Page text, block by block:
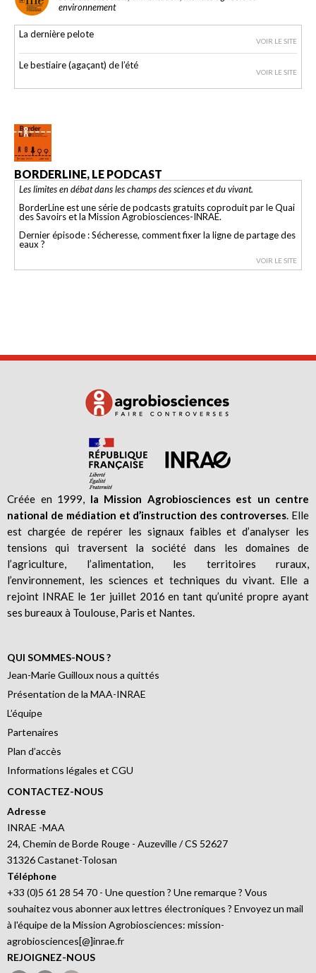
environnement
La dernière pelote
VOIR LE SITE
Le bestiaire (agaçant) de l’été
VOIR LE SITE
BORDERLINE, LE PODCAST
Les limites en débat dans les champs des sciences et du vivant.
BorderLine est une série de podcasts gratuits coproduit par le Quai
des Savoirs et la Mission Agrobiosciences-INRAE.
Dernier épisode : Sécheresse, comment fixer la ligne de partage des
eaux ?
VOIR LE SITE
Créée en 1999, la Mission Agrobiosciences est un centre
national de médiation et d’instruction des controverses. Elle
est chargée de repérer les signaux faibles et d’analyser les
tensions qui traversent la société dans les domaines de
l’agriculture, l’alimentation, les territoires ruraux,
l’environnement, les sciences et techniques du vivant. Elle a
rejoint INRAE le 1er juillet 2016 en tant qu’unité propre ayant
ses bureaux à Toulouse, Paris et Nantes.
QUI SOMMES-NOUS ?
Jean-Marie Guilloux nous a quittés
Présentation de la MAA-INRAE
L’équipe
Partenaires
Plan d’accès
Informations légales et CGU
CONTACTEZ-NOUS
Adresse
INRAE -MAA
24, Chemin de Borde Rouge - Auzeville / CS 52627
31326 Castanet-Tolosan
Téléphone
+33 (0)5 61 28 54 70 - Une question ? Une remarque ? Vous
souhaitez vous abonner aux lettres électroniques ? Envoyez un mail
à l'équipe de la Mission Agrobiosciences: mission-
agrobiosciences[@]inrae.fr
REJOIGNEZ-NOUS